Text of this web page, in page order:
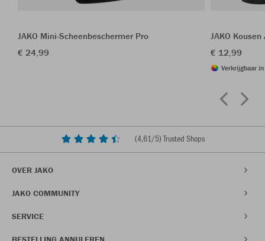
JAKO Mini-Scheenbeschermer Pro
€ 24,99
JAKO
€ 12,99
Verkrijgbaar
(4,61/5) Trusted Shops
OVER JAKO
JAKO COMMUNITY
SERVICE